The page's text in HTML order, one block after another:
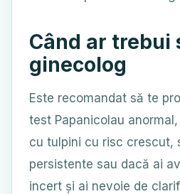
Când ar trebui
ginecolog
Este recomandat să te
test Papanicolau
cu tulpini cu risc crescut,
persistente sau dacă ai
incert și ai nevoie de